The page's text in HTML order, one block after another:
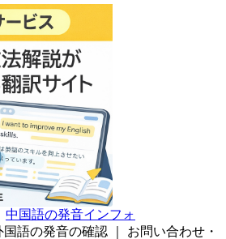
中国語の発音インフォ
国語の発音の確認 お問い合わせ・